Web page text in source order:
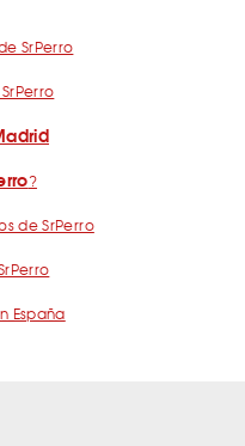
SrPerro
?
de SrPerro
España